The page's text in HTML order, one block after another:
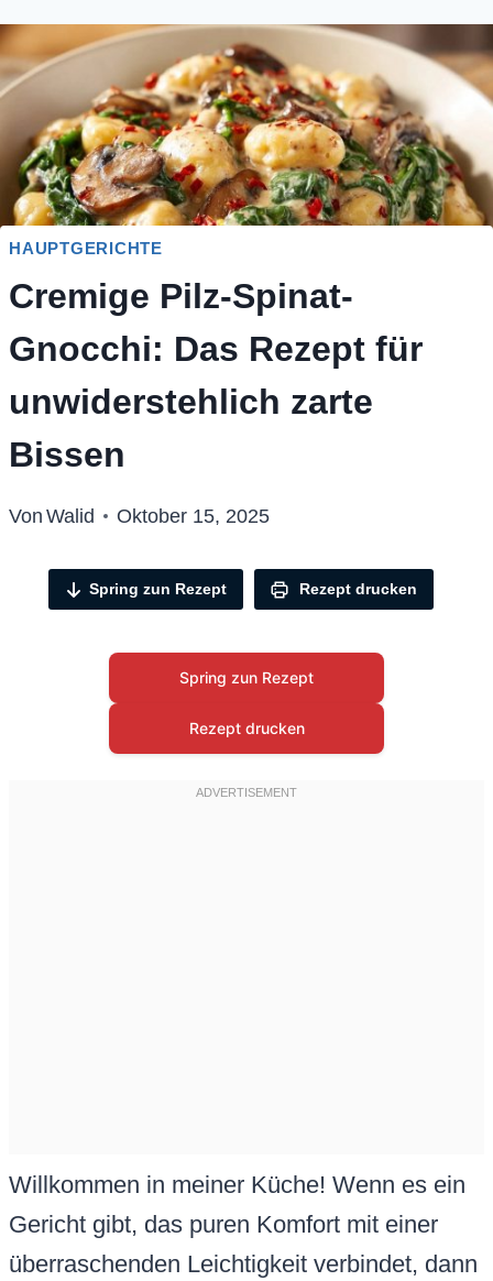
HAUPTGERICHTE
Cremige Pilz-Spinat-
Gnocchi: Das Rezept für
unwiderstehlich zarte
Bissen
Von Walid Oktober 15, 2025
Spring zun Rezept Rezept drucken
Spring zun Rezept
Rezept drucken
Willkommen in meiner Küche! Wenn es ein
Gericht gibt, das puren Komfort mit einer
überraschenden Leichtigkeit verbindet, dann